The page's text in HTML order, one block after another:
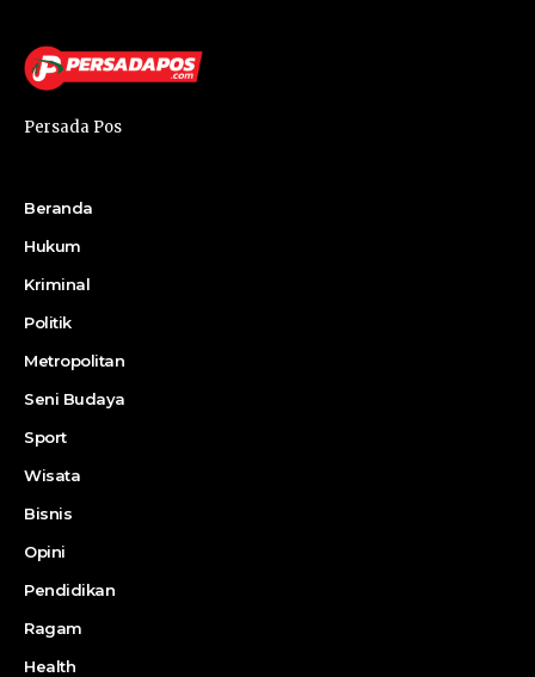
Persada Pos
Beranda
Hukum
Kriminal
Politik
Metropolitan
Seni Budaya
Sport
Wisata
Bisnis
Opini
Pendidikan
Ragam
Health